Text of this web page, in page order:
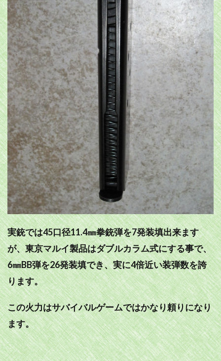
実銃では45口径11.4㎜拳銃弾を7発装填出来ます
が、東京マルイ製品はダブルカラム式にする事で、
6㎜BB弾を26発装填でき、実に4倍近い装弾数を誇
ります。
この火力はサバイバルゲームではかなり頼りになり
ます。